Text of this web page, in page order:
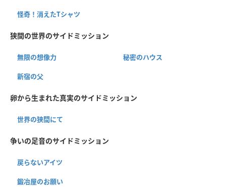
怪奇！消えたTシャツ
狭間の世界のサイドミッション
無限の想像力 秘密のハウス
新宿の父
卵から生まれた真実のサイドミッション
世界の狭間にて
争いの足音のサイドミッション
戻らないアイツ
鍛冶屋のお願い